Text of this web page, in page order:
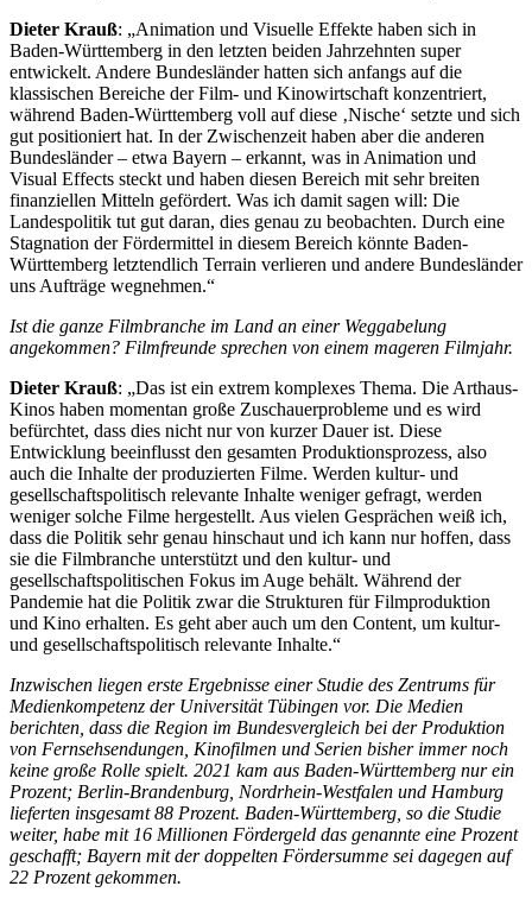
Dieter Krauß: „Animation und Visuelle Effekte haben sich in
Baden-Württemberg in den letzten beiden Jahrzehnten super
entwickelt. Andere Bundesländer hatten sich anfangs auf die
klassischen Bereiche der Film- und Kinowirtschaft konzentriert,
während Baden-Württemberg voll auf diese ‚Nische‘ setzte und sich
gut positioniert hat. In der Zwischenzeit haben aber die anderen
Bundesländer – etwa Bayern – erkannt, was in Animation und
Visual Effects steckt und haben diesen Bereich mit sehr breiten
finanziellen Mitteln gefördert. Was ich damit sagen will: Die
Landespolitik tut gut daran, dies genau zu beobachten. Durch eine
Stagnation der Fördermittel in diesem Bereich könnte Baden-
Württemberg letztendlich Terrain verlieren und andere Bundesländer
uns Aufträge wegnehmen.“
Ist die ganze Filmbranche im Land an einer Weggabelung
angekommen? Filmfreunde sprechen von einem mageren Filmjahr.
Dieter Krauß: „Das ist ein extrem komplexes Thema. Die Arthaus-
Kinos haben momentan große Zuschauerprobleme und es wird
befürchtet, dass dies nicht nur von kurzer Dauer ist. Diese
Entwicklung beeinflusst den gesamten Produktionsprozess, also
auch die Inhalte der produzierten Filme. Werden kultur- und
gesellschaftspolitisch relevante Inhalte weniger gefragt, werden
weniger solche Filme hergestellt. Aus vielen Gesprächen weiß ich,
dass die Politik sehr genau hinschaut und ich kann nur hoffen, dass
sie die Filmbranche unterstützt und den kultur- und
gesellschaftspolitischen Fokus im Auge behält. Während der
Pandemie hat die Politik zwar die Strukturen für Filmproduktion
und Kino erhalten. Es geht aber auch um den Content, um kultur-
und gesellschaftspolitisch relevante Inhalte.“
Inzwischen liegen erste Ergebnisse einer Studie des Zentrums für
Medienkompetenz der Universität Tübingen vor. Die Medien
berichten, dass die Region im Bundesvergleich bei der Produktion
von Fernsehsendungen, Kinofilmen und Serien bisher immer noch
keine große Rolle spielt. 2021 kam aus Baden-Württemberg nur ein
Prozent; Berlin-Brandenburg, Nordrhein-Westfalen und Hamburg
lieferten insgesamt 88 Prozent. Baden-Württemberg, so die Studie
weiter, habe mit 16 Millionen Fördergeld das genannte eine Prozent
geschafft; Bayern mit der doppelten Fördersumme sei dagegen auf
22 Prozent gekommen.